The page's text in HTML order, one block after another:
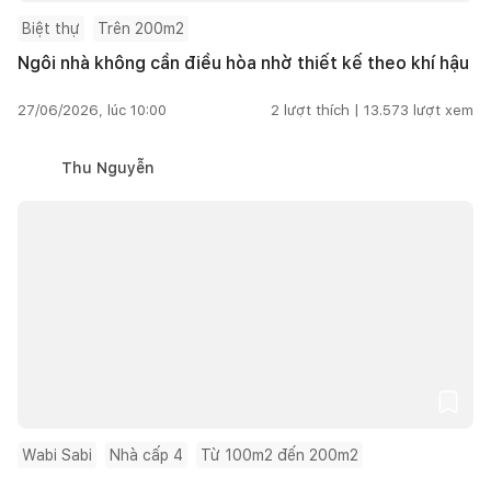
Biệt thự Trên 200m2
Ngôi nhà không cần điều hòa nhờ thiết kế theo khí hậu
27/06/2026, lúc 10:00 2 lượt thích | 13.573 lượt xem
Thu Nguyễn
Wabi Sabi Nhà cấp 4 Từ 100m2 đến 200m2